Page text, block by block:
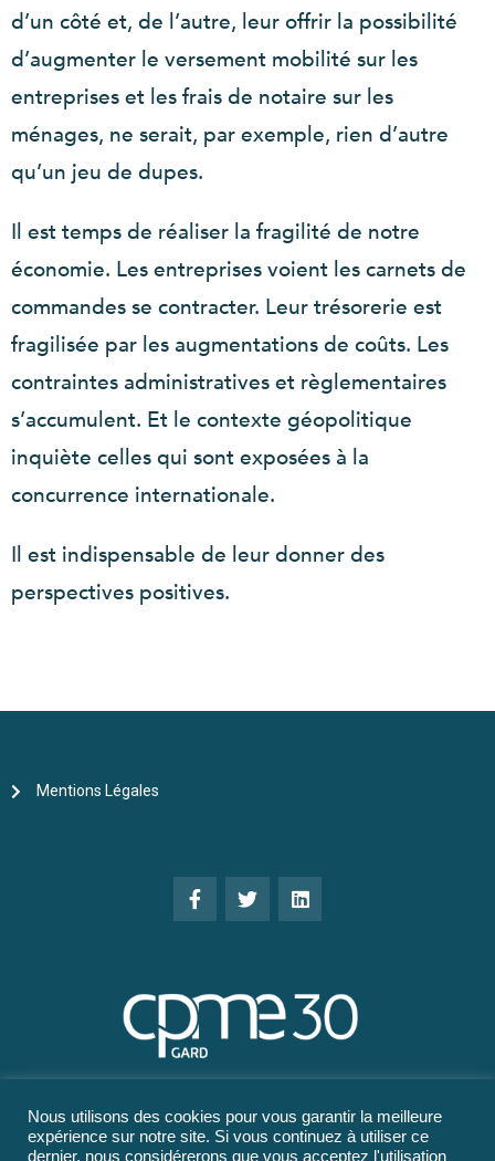
d’un côté et, de l’autre, leur offrir la possibilité
d’augmenter le versement mobilité sur les
entreprises et les frais de notaire sur les
ménages, ne serait, par exemple, rien d’autre
qu’un jeu de dupes.
Il est temps de réaliser la fragilité de notre
économie. Les entreprises voient les carnets de
commandes se contracter. Leur trésorerie est
fragilisée par les augmentations de coûts. Les
contraintes administratives et règlementaires
s’accumulent. Et le contexte géopolitique
inquiète celles qui sont exposées à la
concurrence internationale.
Il est indispensable de leur donner des
perspectives positives.
Mentions Légales
Nous utilisons des cookies pour vous garantir la meilleure
expérience sur notre site. Si vous continuez à utiliser ce
dernier, nous considérerons que vous acceptez l'utilisation